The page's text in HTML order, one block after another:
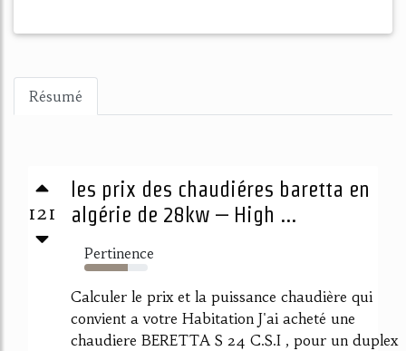
Résumé
121
les prix des chaudiéres baretta en
algérie de 28kw – High ...
Pertinence
69%
Calculer le prix et la puissance chaudière qui
convient a votre Habitation J'ai acheté une
chaudiere BERETTA S 24 C.S.I , pour un duplex